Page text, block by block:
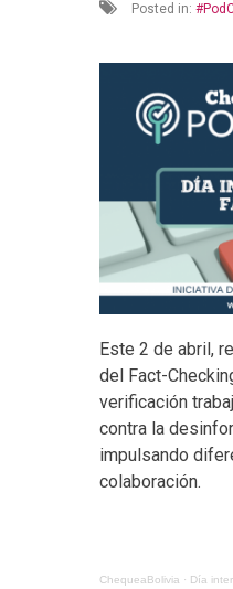
Posted in:
Este 2 de abril,
del Fact-
verificación
contra la
impulsando
colaboración.
ChequeaBolivia · Día